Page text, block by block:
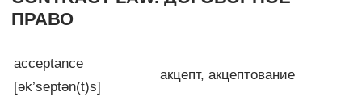
ПРАВО
acceptance
[ək’septən(t)s]
акцепт, акцептование